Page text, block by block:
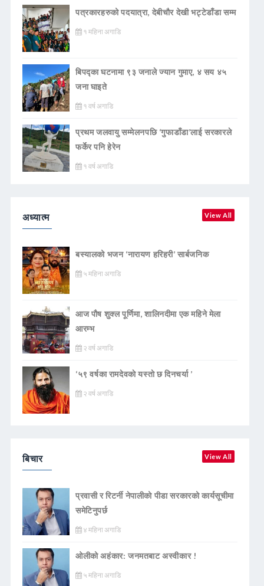
पत्रकारहरुको पदयात्रा, देबीचौर देखी भट्टेडाँडा सम्म
१ महिना अगाडि
बिपद्का घटनामा ९३ जनाले ज्यान गुमाए, ४ सय ४५
जना घाइते
१ वर्ष अगाडि
प्रथम जलवायु सम्मेलनपछि ‘गुफाडाँडा’लाई सरकारले
फर्केर पनि हेरेन
१ वर्ष अगाडि
अध्यात्म View All
बस्यालको भजन ‘नारायण हरिहरी’ सार्बजनिक
५ महिना अगाडि
आज पौष शुक्ल पूर्णिमा, शालिनदीमा एक महिने मेला
आरम्भ
२ वर्ष अगाडि
‘५९ वर्षका रामदेवकाे यस्ताे छ दिनचर्या ’
२ वर्ष अगाडि
बिचार View All
प्रवासी र रिटर्नी नेपालीको पीडा सरकारको कार्यसूचीमा
समेटिनुपर्छ
४ महिना अगाडि
ओलीको अहंकार: जनमतबाट अस्वीकार !
५ महिना अगाडि